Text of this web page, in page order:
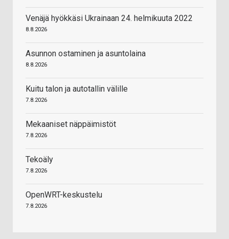
Venäjä hyökkäsi Ukrainaan 24. helmikuuta 2022
8.8.2026
Asunnon ostaminen ja asuntolaina
8.8.2026
Kuitu talon ja autotallin välille
7.8.2026
Mekaaniset näppäimistöt
7.8.2026
Tekoäly
7.8.2026
OpenWRT-keskustelu
7.8.2026